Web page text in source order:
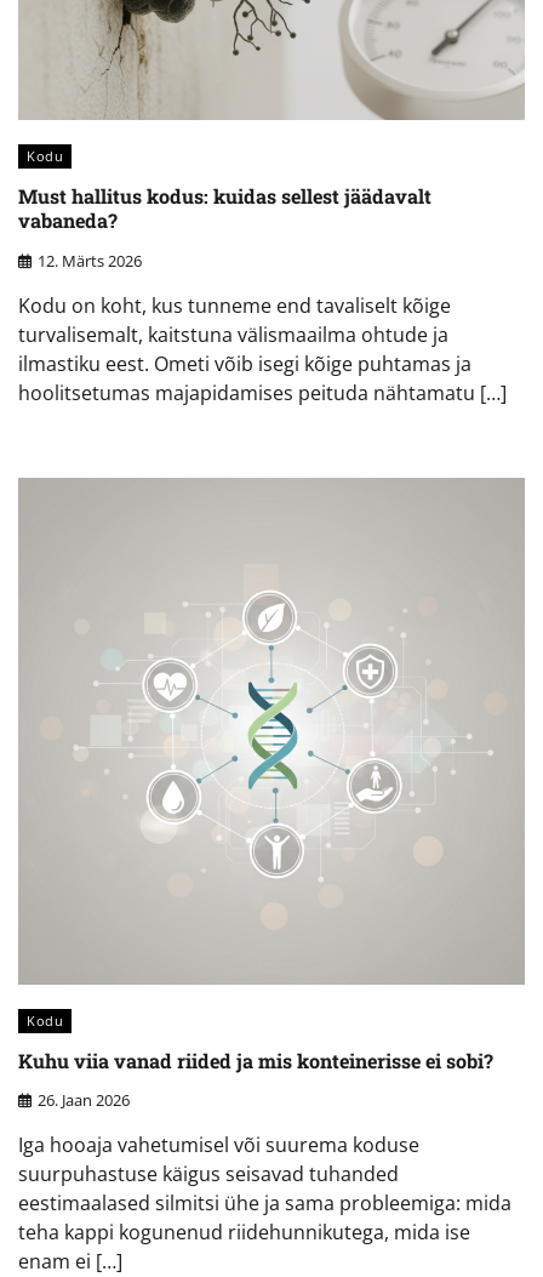
Kodu
Must hallitus kodus: kuidas sellest jäädavalt
vabaneda?
12. Märts 2026
Kodu on koht, kus tunneme end tavaliselt kõige
turvalisemalt, kaitstuna välismaailma ohtude ja
ilmastiku eest. Ometi võib isegi kõige puhtamas ja
hoolitsetumas majapidamises peituda nähtamatu […]
Kodu
Kuhu viia vanad riided ja mis konteinerisse ei sobi?
26. Jaan 2026
Iga hooaja vahetumisel või suurema koduse
suurpuhastuse käigus seisavad tuhanded
eestimaalased silmitsi ühe ja sama probleemiga: mida
teha kappi kogunenud riidehunnikutega, mida ise
enam ei […]